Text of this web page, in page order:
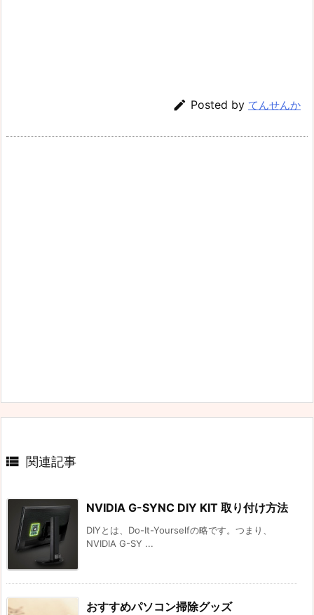
 Posted by てんせんか
 関連記事
NVIDIA G-SYNC DIY KIT 取り付け方法
DIYとは、Do-It-Yourselfの略です。つまり、
NVIDIA G-SY ...
おすすめパソコン掃除グッズ